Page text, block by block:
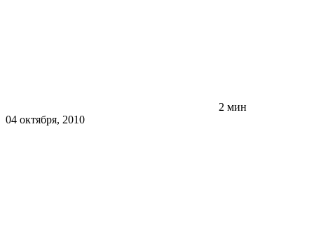
2 мин
04 октября, 2010